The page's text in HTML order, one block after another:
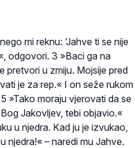
mi reknu: ‘Jahve ti se nije
odgovori. 3 »Baci ga na
pretvori u zmiju. Mojsije pred
je za rep.« I on seže rukom
»Tako moraju vjerovati da se
Jakovljev, tebi objavio.«
u njedra. Kad ju je izvukao,
njedra!« – naredi mu Jahve.